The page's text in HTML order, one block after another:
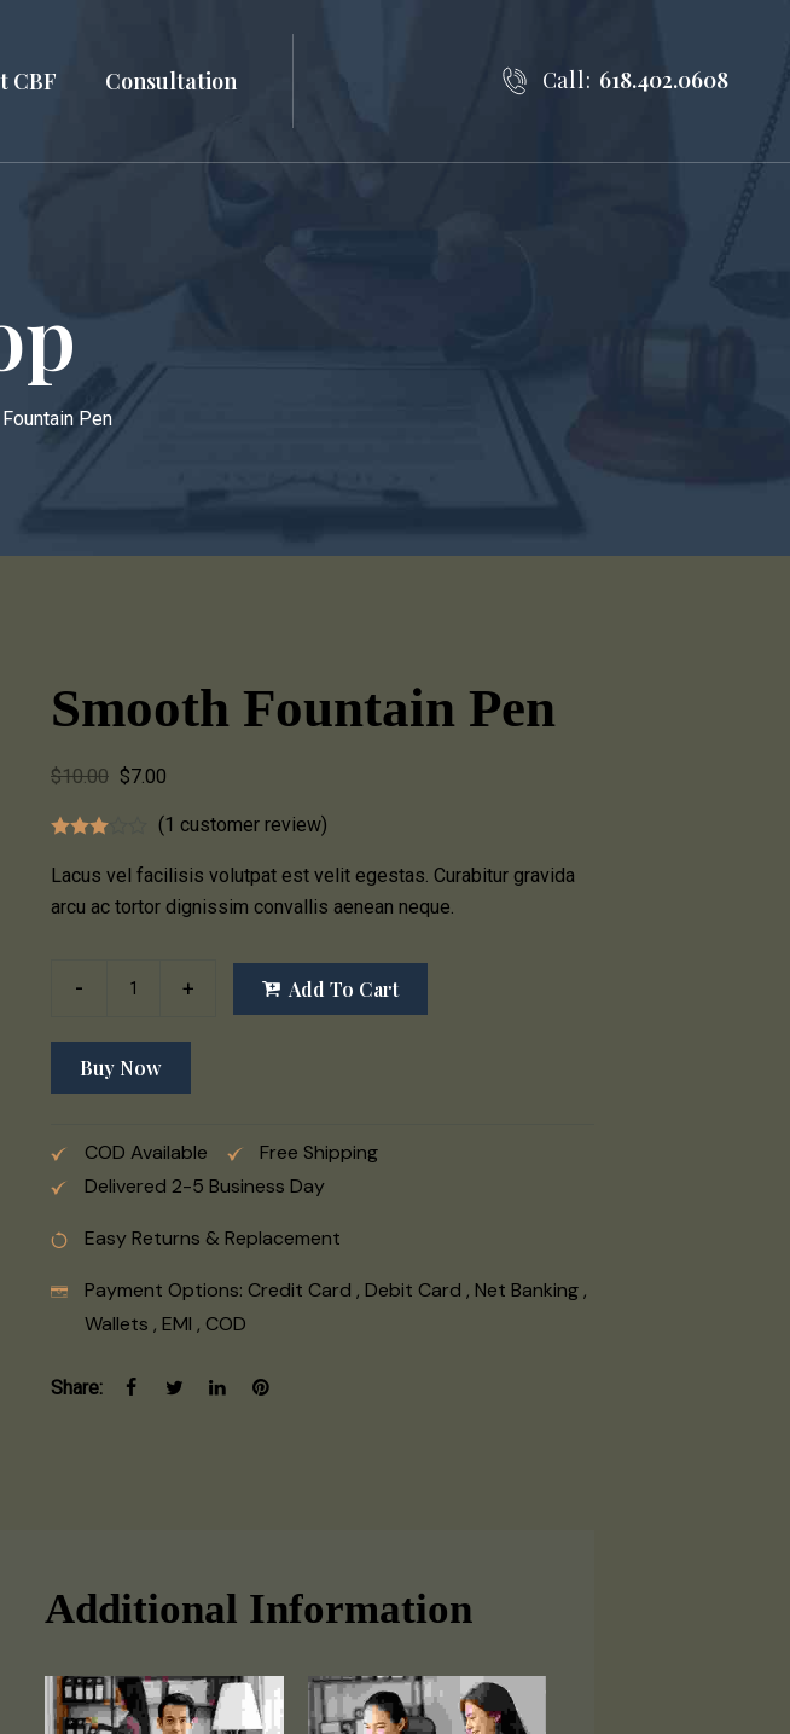
CBF Consultation 618.402.0608
Call:
Pen
Smooth Fountain Pen
$10.00 $7.00
(1 customer review)
Lacus vel facilisis volutpat est velit egestas. Curabitur gravida
arcu ac tortor dignissim convallis aenean neque.
Add To Cart
Buy Now
COD Available
Free Shipping
Delivered 2-5 Business Day
Easy Returns & Replacement
Payment Options: Credit Card , Debit Card , Net Banking ,
Wallets , EMI , COD
Share:
Additional Information